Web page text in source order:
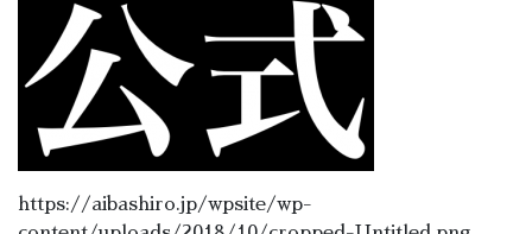
https://aibashiro.jp/wpsite/wp-